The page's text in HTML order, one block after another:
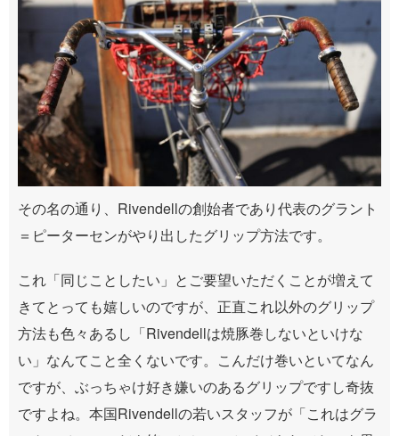
その名の通り、Rivendellの創始者であり代表のグラント
＝ピーターセンがやり出したグリップ方法です。
これ「同じことしたい」とご要望いただくことが増えて
きてとっても嬉しいのですが、正直これ以外のグリップ
方法も色々あるし「Rivendellは焼豚巻しないといけな
い」なんてこと全くないです。こんだけ巻いといてなん
ですが、ぶっちゃけ好き嫌いのあるグリップですし奇抜
ですよね。本国Rivendellの若いスタッフが「これはグラ